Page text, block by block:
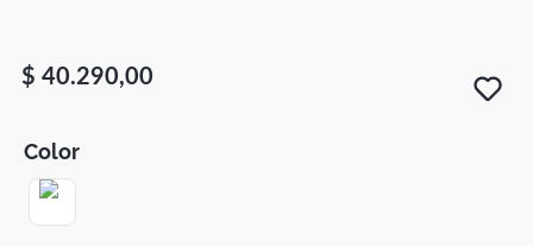
$ 40.290,00
Color